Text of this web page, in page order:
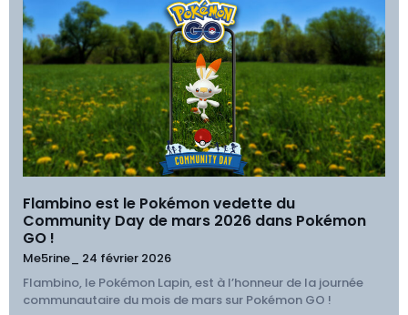
Flambino est le Pokémon vedette du
Community Day de mars 2026 dans Pokémon
GO !
Me5rine_ 24 février 2026
Flambino, le Pokémon Lapin, est à l’honneur de la journée
communautaire du mois de mars sur Pokémon GO !